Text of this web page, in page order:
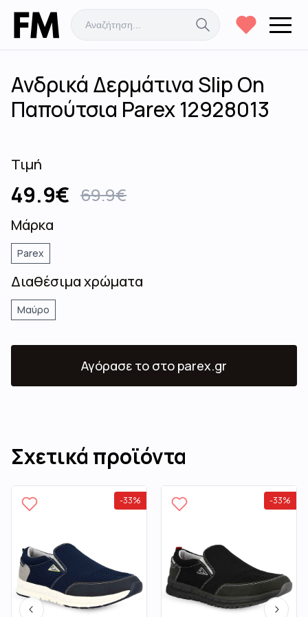
Ανδρικά Δερμάτινα Slip On
Παπούτσια Parex 12928013
Τιμή
49.9€ 69.9€
Μάρκα
Parex
Διαθέσιμα χρώματα
Μαύρο
Αγόρασε το στο parex.gr
Σχετικά προϊόντα
-33% -33%